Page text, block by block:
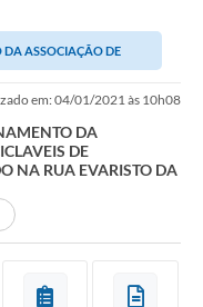
ASSOCIAÇÃO DE
em: 04/01/2021 às 10h08
DA
DE
NA RUA EVARISTO DA